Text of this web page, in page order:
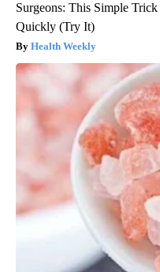
Surgeons: This Simple
Quickly (Try It)
Health Weekly